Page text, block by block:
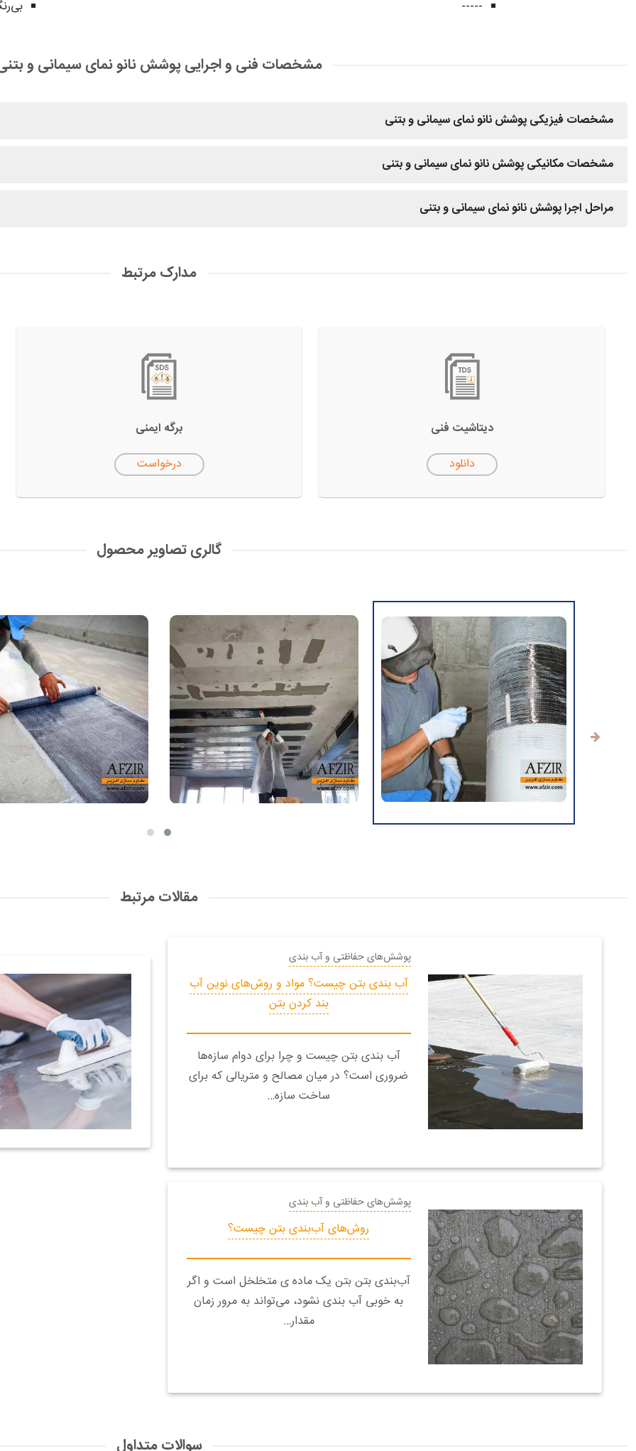
-----
مشخصات فنی و اجرایی پوشش نانو نمای سیمانی و
مشخصات فیزیکی پوشش نانو نمای سیمانی و بتنی
مشخصات مکانیکی پوشش نانو نمای سیمانی و بتنی
مراحل اجرا پوشش نانو نمای سیمانی و بتنی
مدارک مرتبط
دیتاشیت فنی
دانلود
برگه ایمنی
درخواست
گالری تصاویر محصول
مقالات مرتبط
پوشش‌های حفاظتی و آب بندی
آب بندی بتن چیست؟ مواد و روش‌های نوین آب
بند کردن بتن
آب بندی بتن چیست و چرا برای دوام سازه‌ها
ضروری است؟ در میان مصالح و متریالی که برای
ساخت سازه…
پوشش‌های حفاظتی و آب بندی
روش‌های آب‌بندی بتن چیست؟
آب‌بندی بتن بتن یک ماده‌ ی متخلخل است و اگر
به خوبی آب بندی نشود، می‌تواند به مرور زمان
مقدار…
سوالات متداول